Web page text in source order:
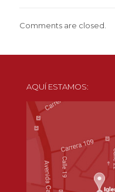
Comments are closed.
AQUÍ ESTAMOS: